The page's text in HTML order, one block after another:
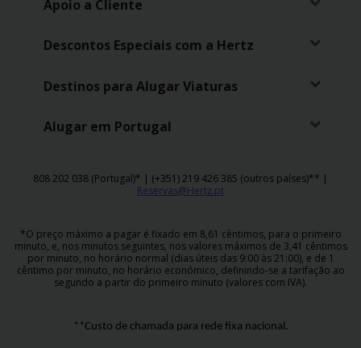
Alugueres
Gold+
Apoio a Cliente
Descontos Especiais com a Hertz
Destinos para Alugar Viaturas
Alugar em Portugal
808 202 038 (Portugal)* | (+351) 219 426 385 (outros países)** |
Reservas@Hertz.pt
*O preço máximo a pagar é fixado em 8,61 cêntimos, para o primeiro
minuto, e, nos minutos seguintes, nos valores máximos de 3,41 cêntimos
por minuto, no horário normal (dias úteis das 9:00 às 21:00), e de 1
cêntimo por minuto, no horário económico, definindo-se a tarifação ao
segundo a partir do primeiro minuto (valores com IVA).
**Custo de chamada para rede fixa nacional.